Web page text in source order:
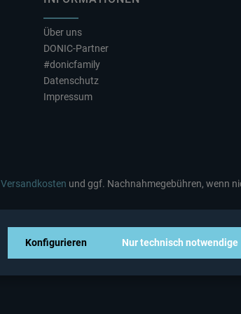
Über uns
DONIC-Partner
#donicfamily
Datenschutz
Impressum
Versandkosten und ggf. Nachnahmegebühren, wenn
Nur technisch notwendige
Konfigurieren